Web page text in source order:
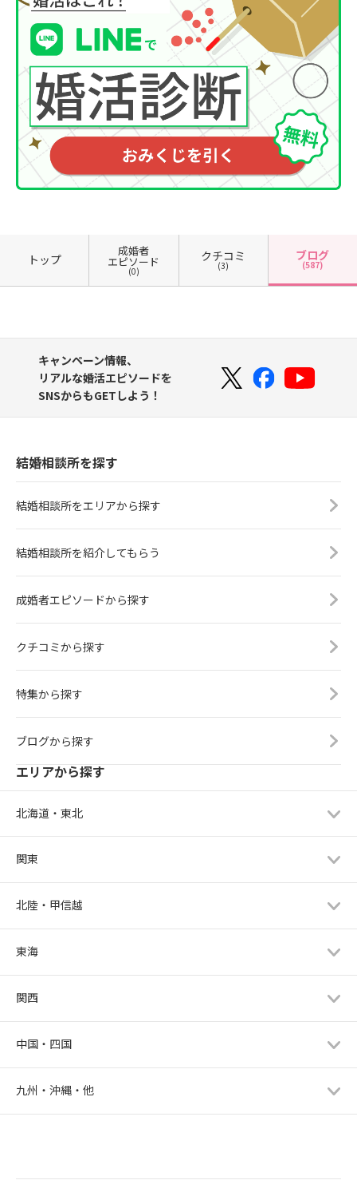
トップ
成婚者
エピソード
(0)
クチコミ
(3)
ブログ
(587)
キャンペーン情報、
リアルな婚活エピソードを
SNSからもGETしよう！
結婚相談所を探す
結婚相談所をエリアから探す
結婚相談所を紹介してもらう
成婚者エピソードから探す
クチコミから探す
特集から探す
ブログから探す
エリアから探す
北海道・東北
関東
北陸・甲信越
東海
関西
中国・四国
九州・沖縄・他